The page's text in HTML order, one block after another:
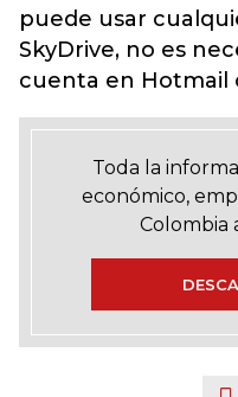
puede usar
SkyDrive, no es
cuenta en Hotmail
Toda la
económico,
Colombia